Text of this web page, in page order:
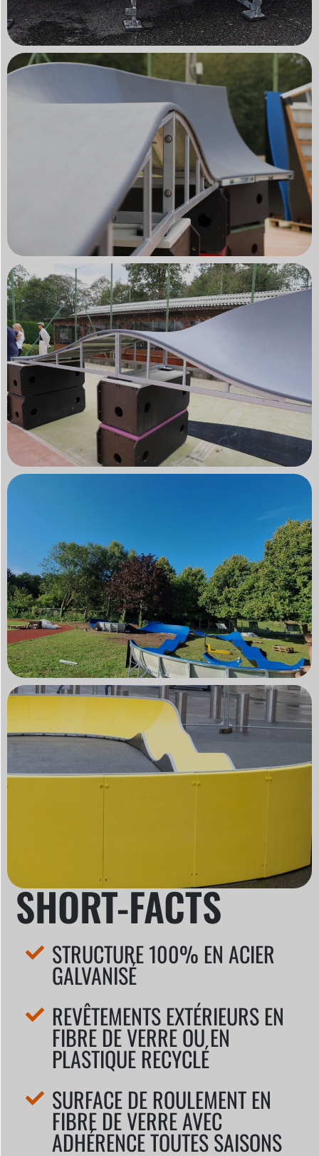
SHORT-FACTS
STRUCTURE 100% EN ACIER
GALVANISÉ
REVÊTEMENTS EXTÉRIEURS EN
FIBRE DE VERRE OU EN
PLASTIQUE RECYCLÉ
SURFACE DE ROULEMENT EN
FIBRE DE VERRE AVEC
ADHÉRENCE TOUTES SAISONS